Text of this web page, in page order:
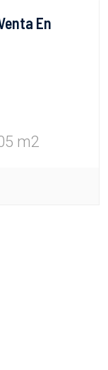
En
m2